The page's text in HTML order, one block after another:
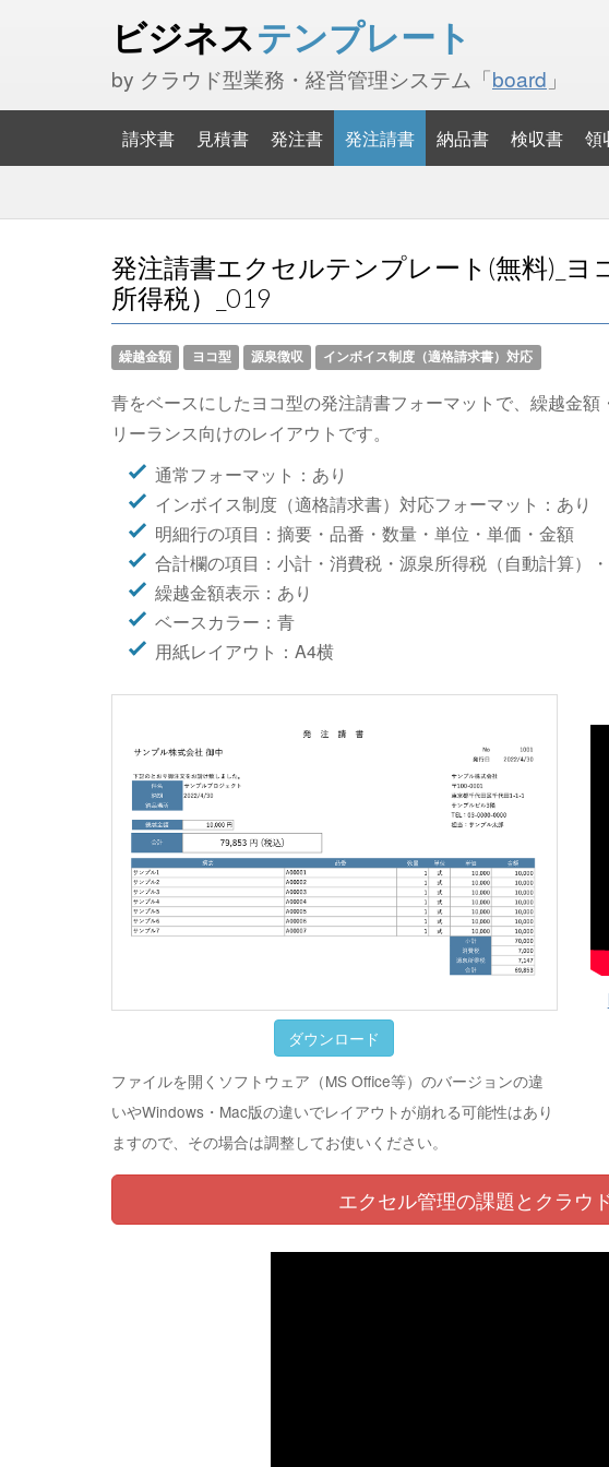
ビジネステンプレート
by クラウド型業務・経営管理システム「board 」
請求書 見積書 発注書 発注請書 納品書 検収書 領
発注請書エクセルテンプレート(無料)_ヨ
所得税）_019
繰越金額 ヨコ型 源泉徴収 インボイス制度（適格請求書）対応
青をベースにしたヨコ型の発注請書フォーマットで、繰越金
リーランス向けのレイアウトです。
通常フォーマット：あり
インボイス制度（適格請求書）対応フォーマット：あり
明細行の項目：摘要・品番・数量・単位・単価・金額
合計欄の項目：小計・消費税・源泉所得税（自動計算）
繰越金額表示：あり
ベースカラー：青
用紙レイアウト：A4横
ダウンロード
ファイルを開くソフトウェア（MS Office等）のバージョンの違
いやWindows・Mac版の違いでレイアウトが崩れる可能性はあり
ますので、その場合は調整してお使いください。
エクセル管理の課題と クラウ